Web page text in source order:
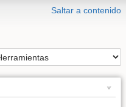
Saltar a contenido